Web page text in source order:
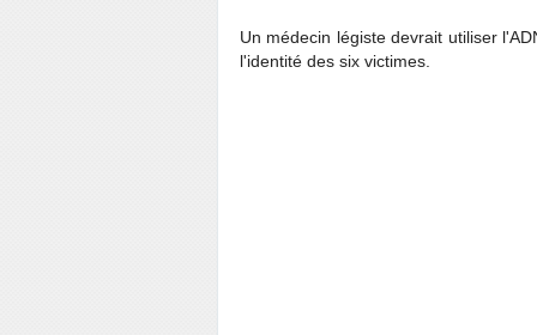
Un médecin légiste devrait utiliser
l'identité des six victimes.